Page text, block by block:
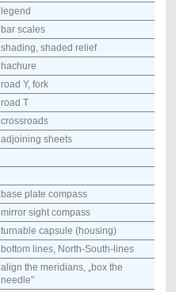
legend
bar scales
shading, shaded relief
hachure
road Y, fork
road T
crossroads
adjoining sheets
base plate compass
mirror sight compass
turnable capsule (housing)
bottom lines, North-South-lines
align the meridians, „box the
needle"